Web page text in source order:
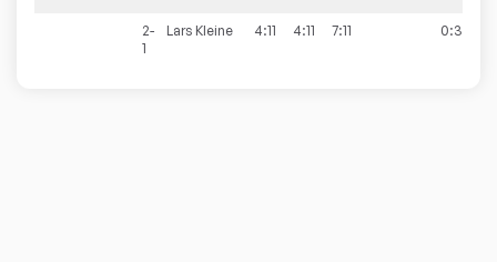
2-
1
Lars Kleine 4:11 4:11 7:11 0:3